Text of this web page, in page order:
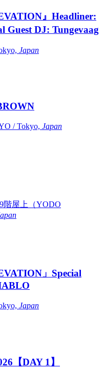
』Headliner:
Guest DJ: Tungevaag
Japan
/ Tokyo, Japan
階屋上（YODO
」Special
Japan
【DAY 1】